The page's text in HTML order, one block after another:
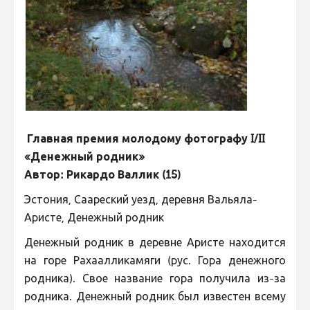
Главная премия молодому фотографу I/II
«Денежный родник»
Автор: Рикардо Валлик (15)
Эстония, Саареский уезд, деревня Вальяла-
Аристе, Денежный родник
Денежный родник в деревне Аристе находится
на горе Рахаалликамяги (рус. Гора денежного
родника). Свое название гора получила из-за
родника. Денежный родник был известен всему